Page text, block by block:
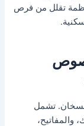
تقلل من فرص
تشمل
والمفاتيح،